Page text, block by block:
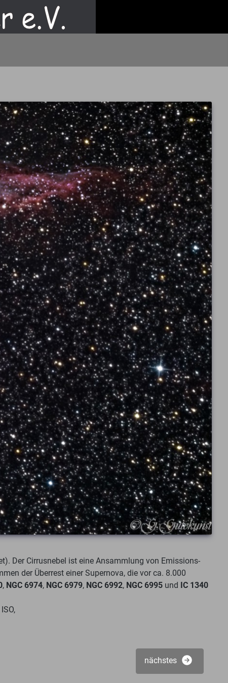
Der Cirrusnebel ist eine Ansammlung von Emissions-
der Überrest einer Supernova, die vor ca. 8.000
, NGC 6974, NGC 6979, NGC 6992, NGC 6995 und IC 1340
nächstes